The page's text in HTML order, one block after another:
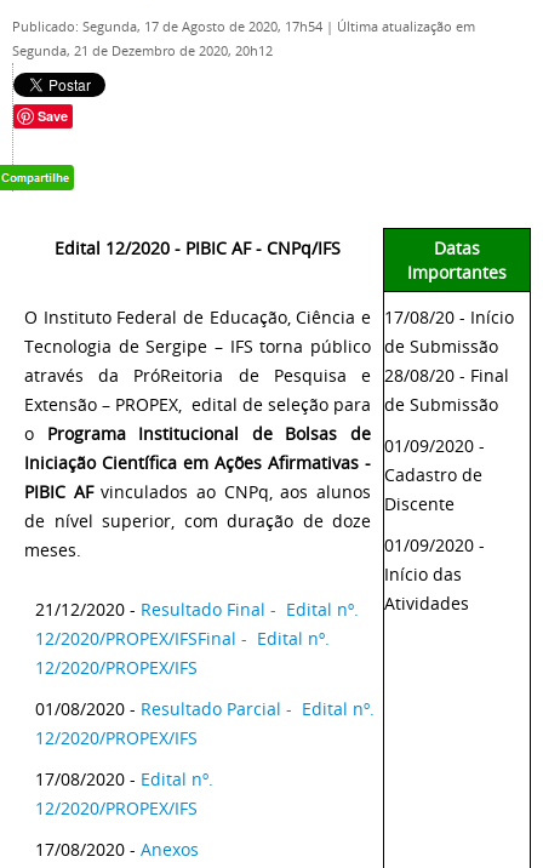
Publicado: Segunda, 17 de Agosto de 2020, 17h54 | Última atualização em
Segunda, 21 de Dezembro de 2020, 20h12
Save
Edital 12/2020 - PIBIC AF - CNPq/IFS
Datas
Importantes
O Instituto Federal de Educação, Ciência e
Tecnologia de Sergipe – IFS torna público
através da PróReitoria de Pesquisa e
Extensão – PROPEX, edital de seleção para
o Programa Institucional de Bolsas de
Iniciação Científica em Ações Afirmativas -
PIBIC AFvinculados ao CNPq, aos alunos
de nível superior, com duração de doze
meses.
17/08/20 - Início
de Submissão
28/08/20 - Final
de Submissão
01/09/2020 -
Cadastro de
Discente
01/09/2020 -
Início das
Atividades
21/12/2020 - Resultado Final - Edital nº.
12/2020/PROPEX/IFSFinal - Edital nº.
12/2020/PROPEX/IFS
01/08/2020 - Resultado Parcial - Edital nº.
12/2020/PROPEX/IFS
17/08/2020 - Edital nº.
12/2020/PROPEX/IFS
17/08/2020 - Anexos